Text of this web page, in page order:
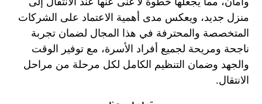
منزل جديد، ويعكس مدى أهمية الاعتماد على الشركات
المتخصصة والمحترفة في هذا المجال لضمان تجربة
ناجحة ومريحة لجميع أفراد الأسرة، مع توفير الوقت
والجهد وضمان التنظيم الكامل لكل مرحلة من مراحل
الانتقال.